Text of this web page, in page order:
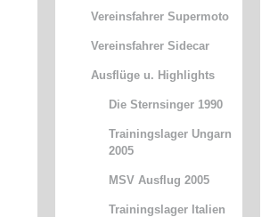
Vereinsfahrer Supermoto
Vereinsfahrer Sidecar
Ausflüge u. Highlights
Die Sternsinger 1990
Trainingslager Ungarn
2005
MSV Ausflug 2005
Trainingslager Italien